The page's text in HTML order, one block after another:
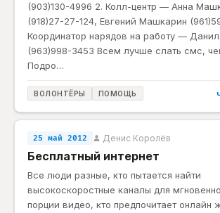
(903)130-4996 2. Колл-центр — Анна
(918)27-27-124, Евгений Машкарин
Координатор нарядов на работу —
(963)998-3453 Всем лучше слать смс,
Подро…
ВОЛОНТЁРЫ ПОМОЩЬ
25 май 2012 Денис Королёв
Бесплатный интернет
Все люди разные, кто пытается найти
высокоскоростные каналы для
порции видео, кто предпочитает онлайн